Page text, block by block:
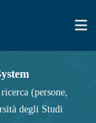
(persone,
degli Studi